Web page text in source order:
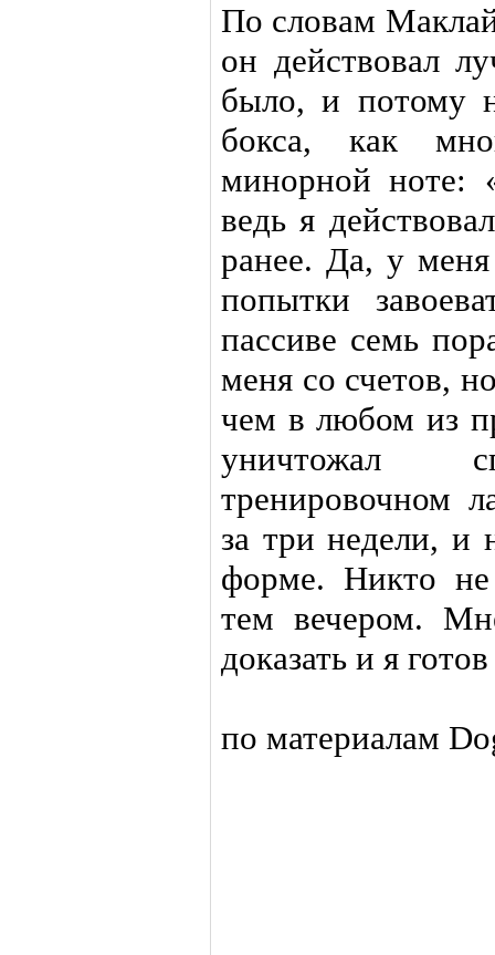
По словам
он действовал
было, и потому
бокса, как
минорной ноте:
ведь я
ранее. Да, у
попытки
пассиве семь
меня со счетов,
чем в любом из
уничтожал
тренировочном
за три недели, и
форме. Никто
тем вечером.
доказать и я
по материалам